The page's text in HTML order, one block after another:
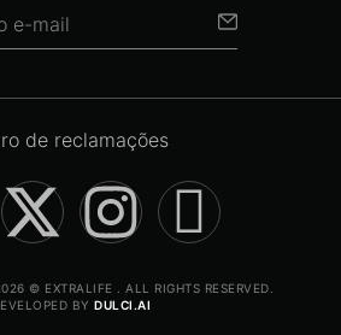
de reclamações
© EXTRALIFE . ALL RIGHTS RESERVED.
BYDULCI.AI